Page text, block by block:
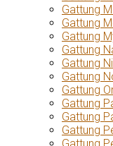
Gattung
Gattung
Gattung
Gattung
Gattung
Gattung
Gattung
Gattung
Gattung
Gattung